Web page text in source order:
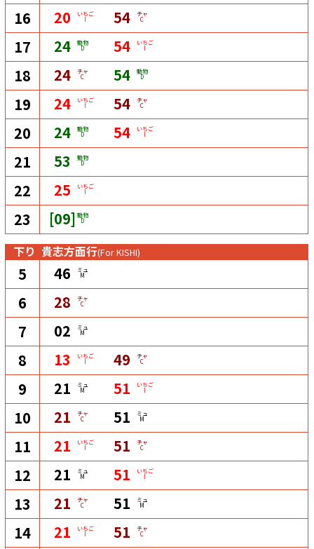
16 20 いちご
I 54 チャ
C
17 24 動物
D 54 いちご
I
18 24 チャ
C 54 動物
D
19 24 いちご
I 54 チャ
C
20 24 動物
D 54 いちご
I
21 53 動物
D
22 25 いちご
I
23 [09] 動物
D
下り 貴志方面行(For KISHI)
5 46 ミュ
M
6 28 チャ
C
7 02 ミュ
M
8 13 いちご
I 49 チャ
C
9 21 ミュ
M 51 いちご
I
10 21 チャ
C 51 ミュ
M
11 21 いちご
I 51 チャ
C
12 21 ミュ
M 51 いちご
I
13 21 チャ
C 51 ミュ
M
14 21 いちご
I 51 チャ
C